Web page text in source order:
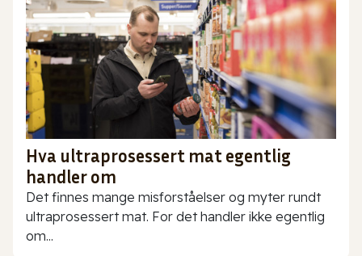
Hva ultraprosessert mat egentlig
handler om
Det finnes mange misforståelser og myter rundt
ultraprosessert mat. For det handler ikke egentlig
om...